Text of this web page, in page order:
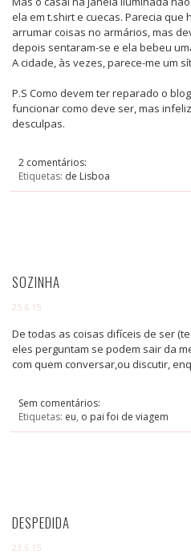
ela em t.shirt e cuecas. Parecia
arrumar coisas no armários, mas
depois sentaram-se e ela bebeu
A cidade, às vezes, parece-me um
P.S Como devem ter reparado o
funcionar como deve ser, mas
desculpas.
2 comentários:
Etiquetas: de Lisboa
SOZINHA
25.6.15
De todas as coisas difíceis de ser
eles perguntam se podem sair da
com quem conversar,ou discutir,
Sem comentários:
Etiquetas: eu, o pai foi de viagem
DESPEDIDA
23.6.15